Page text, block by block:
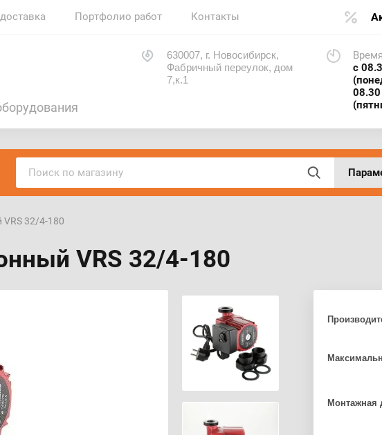
Портфолио работ Контакты
630007, г. Новосибирск,
Фабричный переулок, дом
7,к.1
с
VRS 32/4-180
VRS 32/4-180
Монтажная